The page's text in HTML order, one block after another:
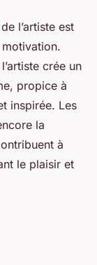
de l’artiste est
crée un
propice à
inspirée. Les
la
à
le plaisir et